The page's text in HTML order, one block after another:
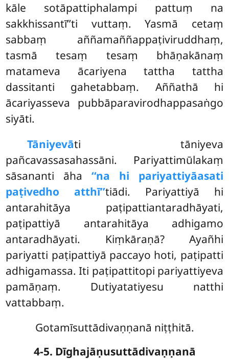
kāle sotāpattiphalampi pattuṃ na
sakkhissantī’’ti vuttaṃ. Yasmā cetaṃ
sabbaṃ aññamaññappaṭiviruddhaṃ,
tasmā tesaṃ tesaṃ bhāṇakānaṃ
matameva ācariyena tattha tattha
dassitanti gahetabbaṃ. Aññathā hi
ācariyasseva pubbāparavirodhappasaṅgo
siyāti.
Tāniyevāti tāniyeva
pañcavassasahassāni. Pariyattimūlakaṃ
sāsananti āha ‘‘na hi pariyattiyāasati
paṭivedho atthī’’tiādi. Pariyattiyā hi
antarahitāya paṭipattiantaradhāyati,
paṭipattiyā antarahitāya adhigamo
antaradhāyati. Kiṃkāraṇā? Ayañhi
pariyatti paṭipattiyā paccayo hoti, paṭipatti
adhigamassa. Iti paṭipattitopi pariyattiyeva
pamāṇaṃ. Dutiyatatiyesu natthi
vattabbaṃ.
Gotamīsuttādivaṇṇanā niṭṭhitā.
4-5. Dīghajāṇusuttādivaṇṇanā